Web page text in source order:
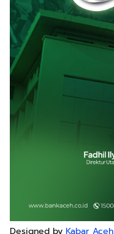
Designed by Kabar Aceh